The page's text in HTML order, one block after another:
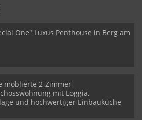
One" Luxus Penthouse in Berg am
möblierte 2-Zimmer-
mit Loggia,
und hochwertiger Einbauküche